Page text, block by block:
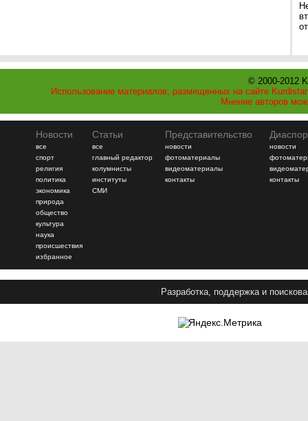
© 2000-2012
Использование материалов, размещенных на сайте
Мнение авторов
Новости
все
спорт
религия
политика
экономика
природа
общество
культура
наука
происшествия
избранное
Статьи
все
главный редактор
колумнисты
институты
СМИ
Представительство
новости
фотоматериалы
видеоматериалы
контакты
новости
контакты
Разработка, поддержка и